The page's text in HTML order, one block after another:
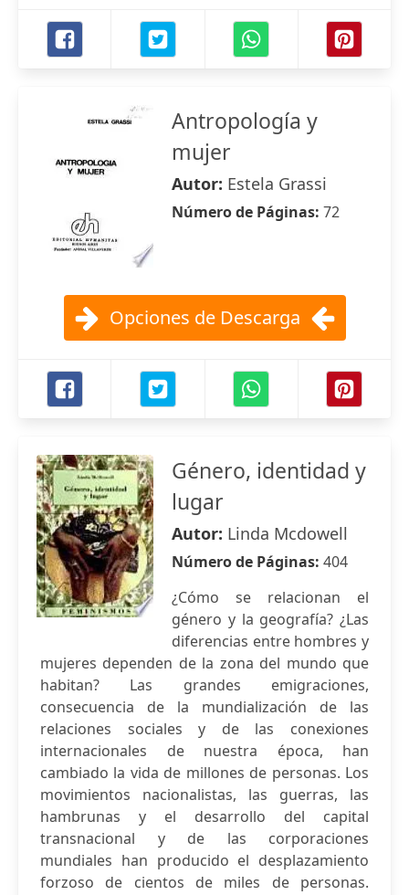
Antropología y
mujer
Autor: Estela Grassi
Número de Páginas: 72
Opciones de Descarga
Género, identidad y
lugar
Autor: Linda Mcdowell
Número de Páginas: 404
¿Cómo se relacionan el
género y la geografía? ¿Las
diferencias entre hombres y
mujeres dependen de la zona del mundo que
habitan? Las grandes emigraciones,
consecuencia de la mundialización de las
relaciones sociales y de las conexiones
internacionales de nuestra época, han
cambiado la vida de millones de personas. Los
movimientos nacionalistas, las guerras, las
hambrunas y el desarrollo del capital
transnacional y de las corporaciones
mundiales han producido el desplazamiento
forzoso de cientos de miles de personas.